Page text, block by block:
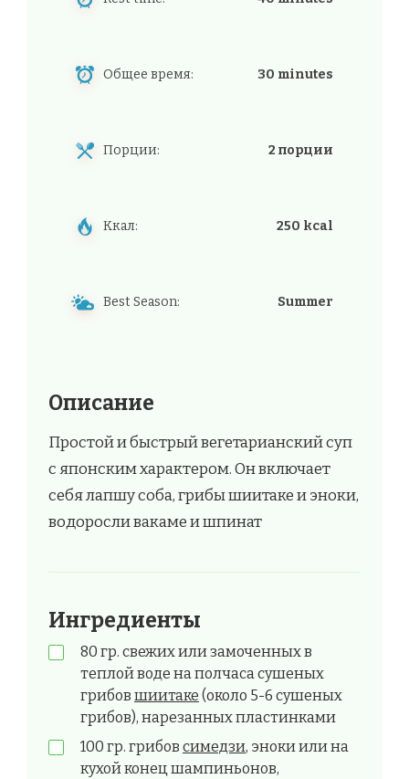
Общее время: 30 minutes
Порции: 2 порции
Ккал: 250 kcal
Best Season: Summer
Описание
Простой и быстрый вегетарианский суп
с японским характером. Он включает
себя лапшу соба, грибы шиитаке и эноки,
водоросли вакаме и шпинат
Ингредиенты
80 гр. свежих или замоченных в
теплой воде на полчаса сушеных
грибов шиитаке (около 5-6 сушеных
грибов), нарезанных пластинками
100 гр. грибов симедзи, эноки или на
кухой конец шампиньонов,